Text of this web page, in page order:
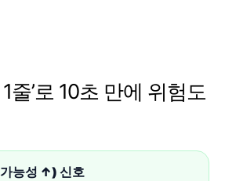
줄’로 10초 만에 위험도
능성 ↑) 신호